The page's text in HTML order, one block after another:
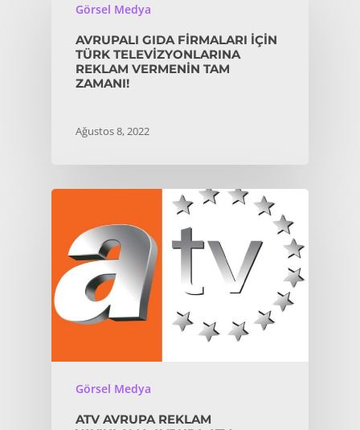
Görsel Medya
AVRUPALI GIDA FIRMALARI İÇIN
TÜRK TELEVIZYONLARINA
REKLAM VERMENIN TAM
ZAMANI!
Ağustos 8, 2022
Görsel Medya
ATV AVRUPA REKLAM